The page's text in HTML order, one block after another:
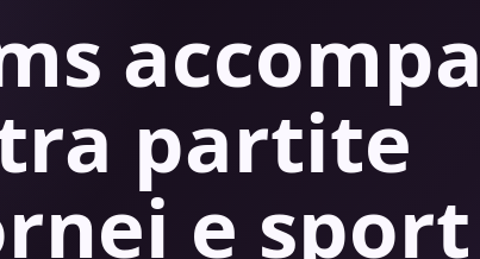
partite
e sport